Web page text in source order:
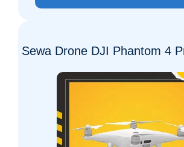
Sewa Drone DJI Phantom 4